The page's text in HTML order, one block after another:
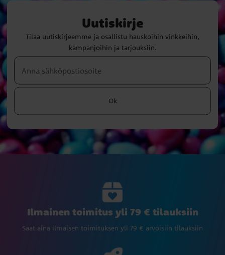
Uutiskirje
Tilaa uutiskirjeemme ja osallistu hauskoihin vinkkeihin,
kampanjoihin ja tarjouksiin.
Ok
Ilmainen toimitus yli 79 € tilauksiin
Saat aina ilmaisen toimituksen yli 79 € arvoisiin tilauksiin